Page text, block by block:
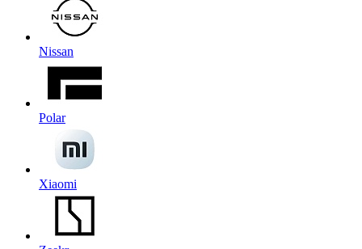
Nissan
Polar
Xiaomi